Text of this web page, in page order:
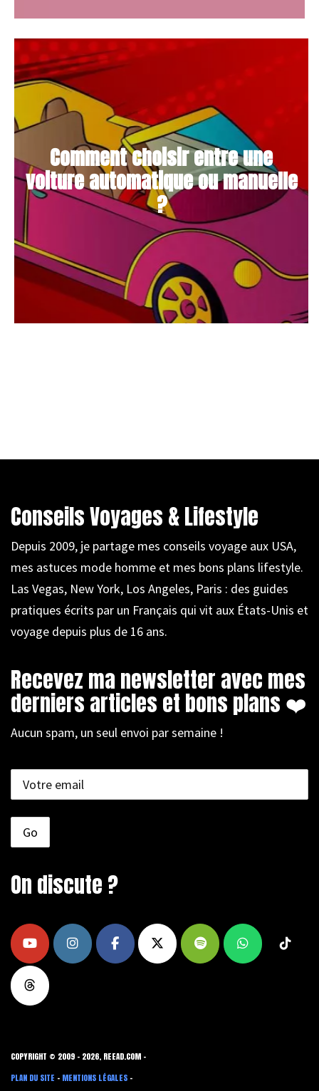
Comment choisir entre une
voiture automatique ou manuelle
?
Conseils Voyages & Lifestyle
Depuis 2009, je partage mes conseils voyage aux USA,
mes astuces mode homme et mes bons plans lifestyle.
Las Vegas, New York, Los Angeles, Paris : des guides
pratiques écrits par un Français qui vit aux États-Unis et
voyage depuis plus de 16 ans.
Recevez ma newsletter avec mes
derniers articles et bons plans ❤️
Aucun spam, un seul envoi par semaine !
On discute ?
COPYRIGHT © 2009 - 2026, REEAD.COM -
PLAN DU SITE - MENTIONS LÉGALES -